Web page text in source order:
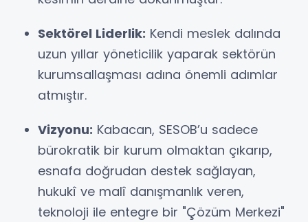
Sektörel Liderlik: Kendi meslek dalında
uzun yıllar yöneticilik yaparak sektörün
kurumsallaşması adına önemli adımlar
atmıştır.
Vizyonu: Kabacan, SESOB’u sadece
bürokratik bir kurum olmaktan çıkarıp,
esnafa doğrudan destek sağlayan,
hukukî ve malî danışmanlık veren,
teknoloji ile entegre bir "Çözüm Merkezi"